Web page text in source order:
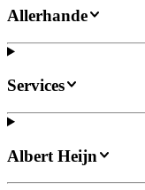
Allerhande
Services
Albert Heijn